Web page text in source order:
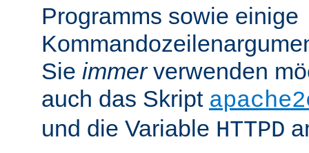
Programms sowie einige
Sie immerverwenden
auch das Skript
und die Variable HTTPD